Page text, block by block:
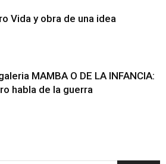
Vida y obra de una idea
MAMBA O DE LA INFANCIA:
habla de la guerra